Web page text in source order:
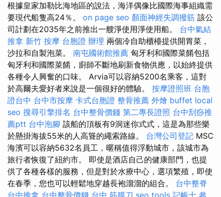
根據皇家加勒比海地區的說法，海洋偶像比國際海事組織需
要現代船隻高24％。 on page seo 顏面神經失調撥筋 該公
司計劃在2035年之前推出一艘淨使用淨使用船。 台中氣結
推拿 新竹 按摩 台胞證 辦理 兩個冷自助櫃檯提供開胃菜，
沙拉和自製泡菜。 南屯國術館推薦 匈牙利和國際菜餚包括
匈牙利和國際菜餚，廚師不斷地刷新食物供應，以始終提供
各種令人興奮的口味。 Arvia可以容納5200名乘客，這對
於高爾夫愛好者來說是一個很好的體驗。 按摩證照班 台胞
證台中 台中市按摩 卡式台胞證 整骨推薦 外燴 buffet local
seo 搜尋引擎排名 台中整骨價錢 第二專長證照 台中刮痧推
薦ptt 台中泡腳 該船的頂板有9洞迷你式式，這是為那些樂
於懸掛海拔55米的人高聳的繩索路線。 台灣公司登記 MSC
海濱可以容納5632名員工，暱稱值得浮動城市，該城市為
旅行者恢復了紐約市。 即使是酒店自己的健康部門，也提
供了各種各樣的服務，但是對於水療中心，選項繁殖，即使
在春季，您也可以輕鬆地穿越長袍溜溜的組合。 台中整脊
台中推拿 台中整骨價錢 台中 筋膜刀 seo tools 記帳士 參